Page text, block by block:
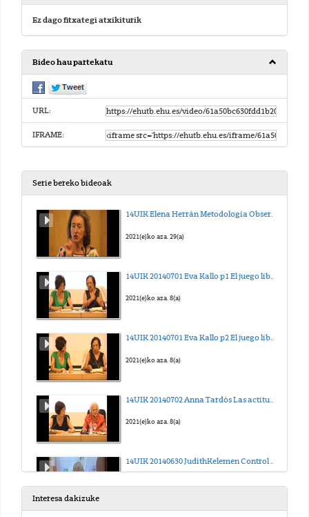
Ez dago fitxategi atxikiturik
Bideo hau partekatu
URL:
IFRAME:
Serie bereko bideoak
14UIK Elena Herrán Metodología Observacional en la Escuela infantil Emmi Pikler de Budapest
2021(e)ko aza. 29(a)
2021(e)ko aza. 8(a)
14UIK 20140701 Eva Kallo p2 El juego libre y autónomo y el
2021(e)ko aza. 8(a)
2021(e)ko aza. 8(a)
14UIK 20140630 JudithKelemen Control de esfínteres en la E I Emmi Pkler
Interesa dakizuke